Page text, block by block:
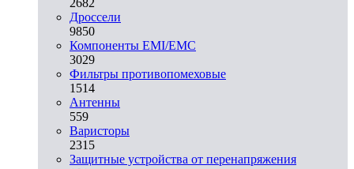
Дроссели
9850
Компоненты EMI/EMC
3029
Фильтры противопомеховые
1514
Антенны
559
Варисторы
2315
Защитные устройства от перенапряжения